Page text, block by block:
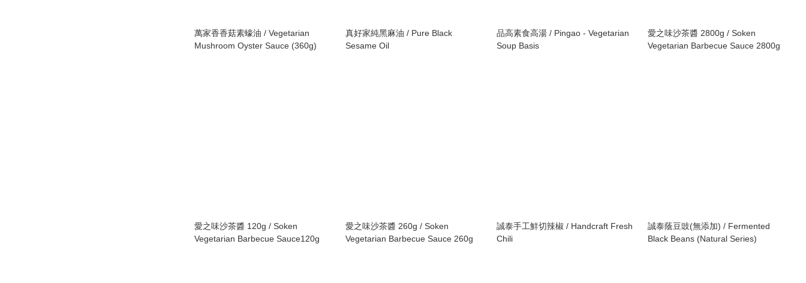
萬家香香菇素蠔油 / Vegetarian
Mushroom Oyster Sauce (360g)
真好家純黑麻油 / Pure Black
Sesame Oil
品高素食高湯 / Pingao - Vegetarian
Soup Basis
愛之味沙茶醬 2800g / Soken
Vegetarian Barbecue Sauce 2800g
愛之味沙茶醬 120g / Soken
Vegetarian Barbecue Sauce120g
愛之味沙茶醬 260g / Soken
Vegetarian Barbecue Sauce 260g
誠泰手工鮮切辣椒 / Handcraft Fresh
Chili
誠泰蔭豆豉(無添加) / Fermented
Black Beans (Natural Series)